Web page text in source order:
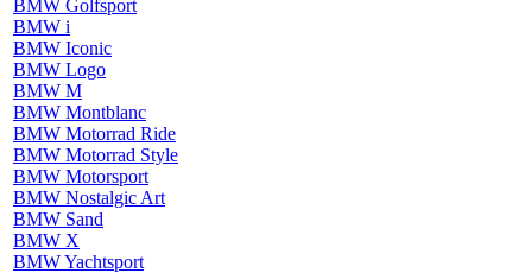
BMW Golfsport
BMW i
BMW Iconic
BMW Logo
BMW M
BMW Montblanc
BMW Motorrad Ride
BMW Motorrad Style
BMW Motorsport
BMW Nostalgic Art
BMW Sand
BMW X
BMW Yachtsport